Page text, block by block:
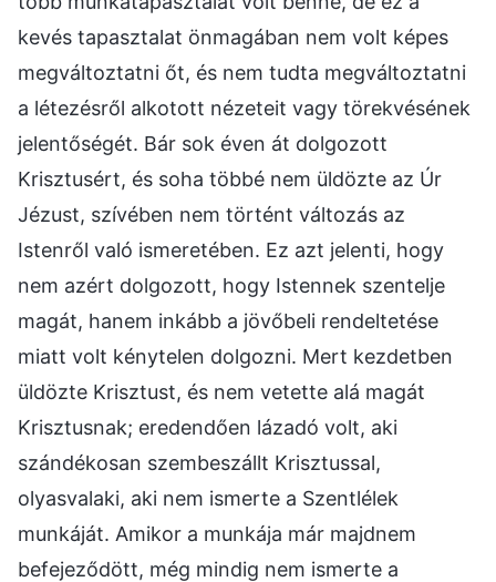
kevés tapasztalat önmagában nem volt képes
megváltoztatni őt, és nem tudta megváltoztatni
a létezésről alkotott nézeteit vagy törekvésének
jelentőségét. Bár sok éven át dolgozott
Krisztusért, és soha többé nem üldözte az Úr
Jézust, szívében nem történt változás az
Istenről való ismeretében. Ez azt jelenti, hogy
nem azért dolgozott, hogy Istennek szentelje
magát, hanem inkább a jövőbeli rendeltetése
miatt volt kénytelen dolgozni. Mert kezdetben
üldözte Krisztust, és nem vetette alá magát
Krisztusnak; eredendően lázadó volt, aki
szándékosan szembeszállt Krisztussal,
olyasvalaki, aki nem ismerte a Szentlélek
munkáját. Amikor a munkája már majdnem
befejeződött, még mindig nem ismerte a